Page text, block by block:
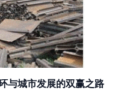
与城市发展的双赢之路